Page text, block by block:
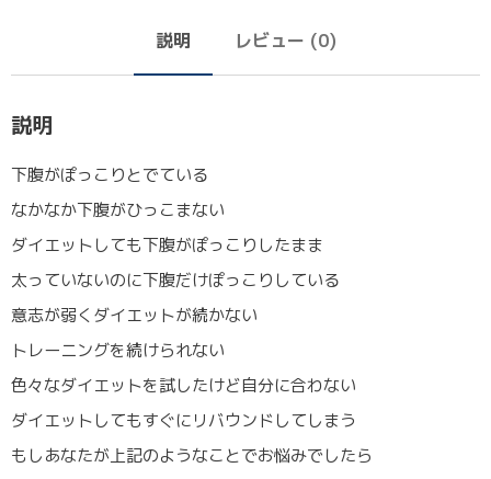
説明 レビュー (0)
説明
下腹がぽっこりとでている
なかなか下腹がひっこまない
ダイエットしても下腹がぽっこりしたまま
太っていないのに下腹だけぽっこりしている
意志が弱くダイエットが続かない
トレーニングを続けられない
色々なダイエットを試したけど自分に合わない
ダイエットしてもすぐにリバウンドしてしまう
もしあなたが上記のようなことでお悩みでしたら